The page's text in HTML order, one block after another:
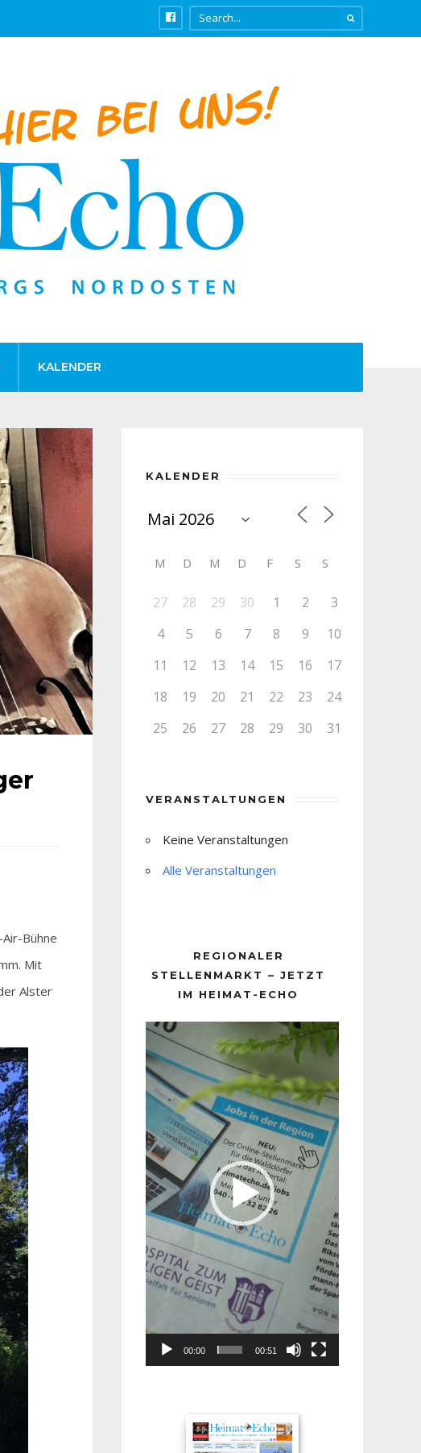
KALENDER
Bühne
Mit
Alster
KALENDER
M D M D F S S
27 28 29 30 1 2
3
4
5 6 7 8 9
10
11
12 13 14 15 16
17
18
19 20 21 22 23
24
25
26 27 28 29 30 31
VERANSTALTUNGEN
Keine Veranstaltungen
Alle Veranstaltungen
REGIONALER
STELLENMARKT – JETZT
IM HEIMAT-ECHO
Player
00:00 00:51